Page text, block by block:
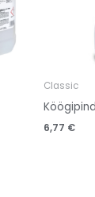
Classic
6,77 €